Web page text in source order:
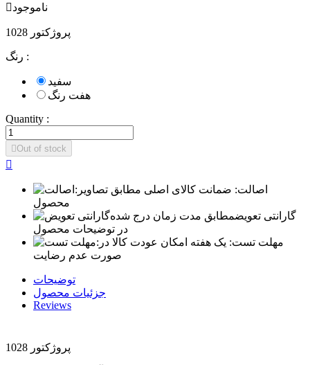
ناموجود
پروژکتور 1028
رنگ :
سفید
هفت رنگ
Quantity :
Out of stock

اصالت: ضمانت کالای اصلی مطابق تصاویر
محصول
گارانتی تعویضمطابق مدت زمان درج شده
در توضیحات محصول
مهلت تست: یک هفته امکان عودت کالا در
صورت عدم رضایت
توضیحات
جزئیات محصول
Reviews
پروژکتور 1028